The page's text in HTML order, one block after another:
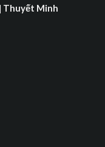
Thuyết Minh